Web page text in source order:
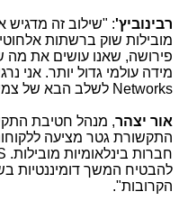
רבינוביץ': "שילוב זה
מובילות שוק ברשתות
פירושה, שאנו עושים את מה
מידה עולמי גדול יותר. אני
Networks לשלב הבא של
אור יצהר, מנהל חטיבת
התקשורת גטר מציעה
חברות בינלאומיות מובילות.
להבטיח המשך דומיננטיות
הקרובות".